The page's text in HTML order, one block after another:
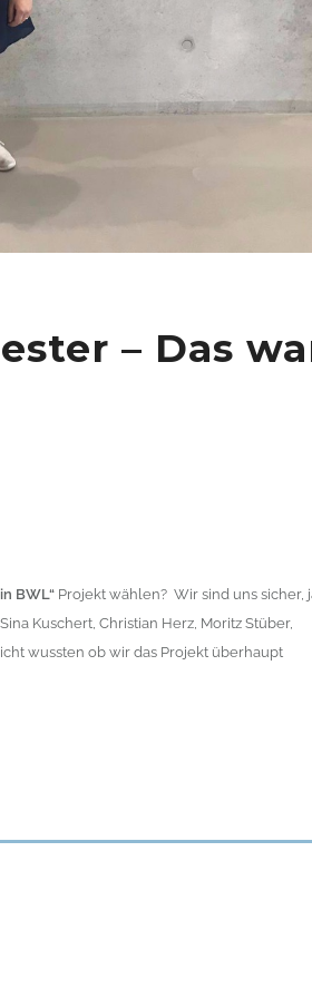
– Das
BWL“ Projekt wählen? Wir sind uns sicher,
Kuschert, Christian Herz, Moritz Stüber,
wussten ob wir das Projekt überhaupt